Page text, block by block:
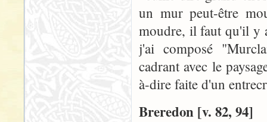
un mur peut-être
moudre, il faut qu'il y
j'ai composé
cadrant avec le
à-dire faite d'un
Breredon [v. 82, 94]